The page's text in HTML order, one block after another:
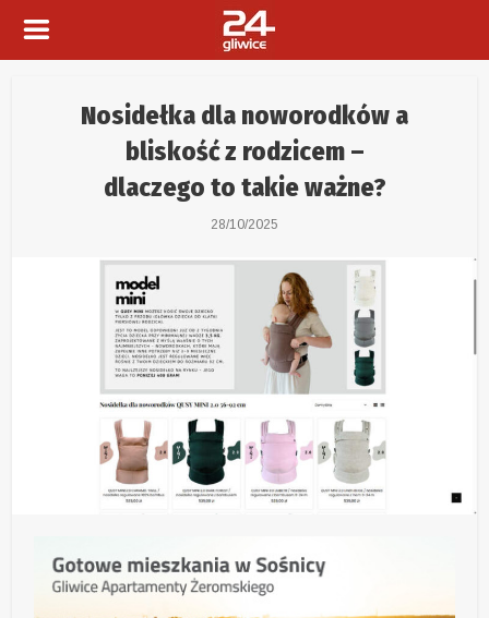
Nosidełka dla noworodków a
bliskość z rodzicem –
dlaczego to takie ważne?
28/10/2025